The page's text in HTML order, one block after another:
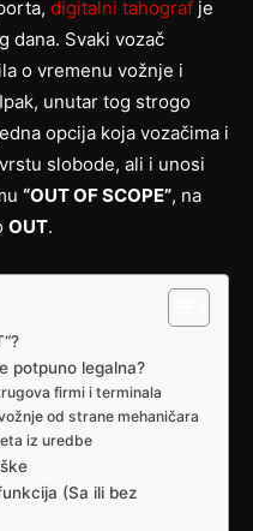
digitalni tahograf je
dana. Svaki vozač
o vremenu vožnje i
unutar tog strogo
opcija koja vozačima i
slobode, ali i unosi
“OUT OF SCOPE”, na
OUT.
potpuno legalna?
firmi i terminala
od strane mehaničara
iz uredbe
(Sa ili bez